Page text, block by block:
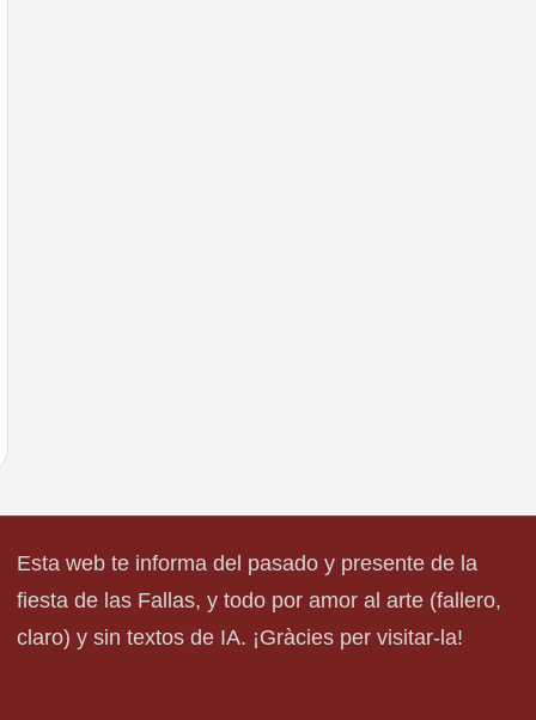
Esta web te informa del pasado y presente de la
fiesta de las Fallas, y todo por amor al arte (fallero,
claro) y sin textos de IA. ¡Gràcies per visitar-la!